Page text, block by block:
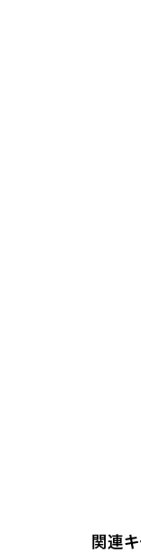
関連